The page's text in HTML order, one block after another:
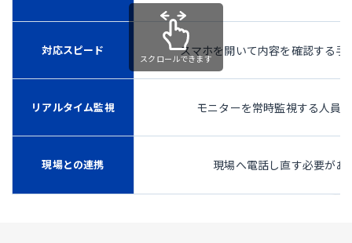
対応スピード スマホを開いて内容を確認する手
リアルタイム監視 モニターを常時監視する人員
現場との連携 現場へ電話し直す必要があ